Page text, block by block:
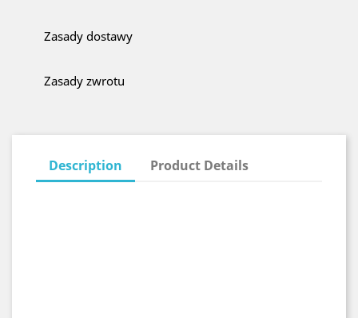
Zasady dostawy
Zasady zwrotu
Description Product Details